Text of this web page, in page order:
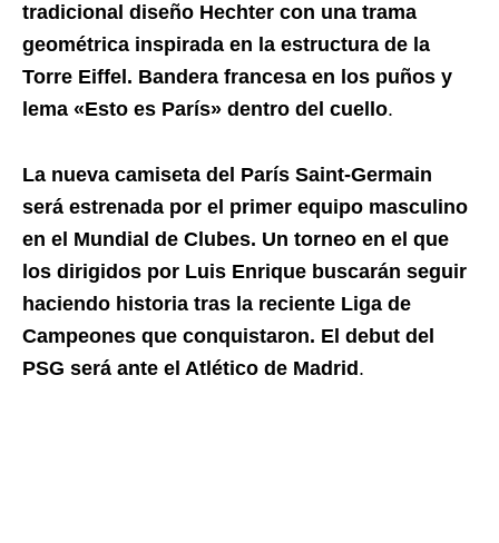
tradicional diseño Hechter con una trama
geométrica inspirada en la estructura de la
Torre Eiffel. Bandera francesa en los puños y
lema «Esto es París» dentro del cuello.
La nueva camiseta del París Saint-Germain
será estrenada por el primer equipo masculino
en el Mundial de Clubes. Un torneo en el que
los dirigidos por Luis Enrique buscarán seguir
haciendo historia tras la reciente Liga de
Campeones que conquistaron. El debut del
PSG será ante el Atlético de Madrid .